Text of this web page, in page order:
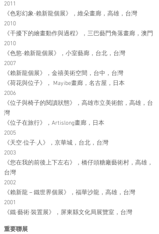
2011
《色彩幻象-賴新龍個展》，維朵畫廊，高雄，台灣
2010
《干擾下的繪畫動作與過程》，三巴藝門角落畫廊，澳門
2010
《色慾-賴新龍個展》，小室藝廊，台北，台灣
2007
《賴新龍個展》，金禧美術空間，台中，台灣
《荷花與位子》， Mayibe畫廊，名古屋，日本
2006
《位子與椅子的閱讀狀態》，高雄市立美術館，高雄，台
灣
《位子在旅行》，Artislong畫廊，日本
2005
《天空·位子·人》，京華城，台北，台灣
2003
《您在我的前後上下左右》，橋仔頭糖廠藝術村，高雄，
台灣
2002
《賴新龍－鐵世界個展》，福華沙龍，高雄，台灣
2001
《鐵·藝術·裝置展》，屏東縣文化局展覽室，台灣
重要聯展